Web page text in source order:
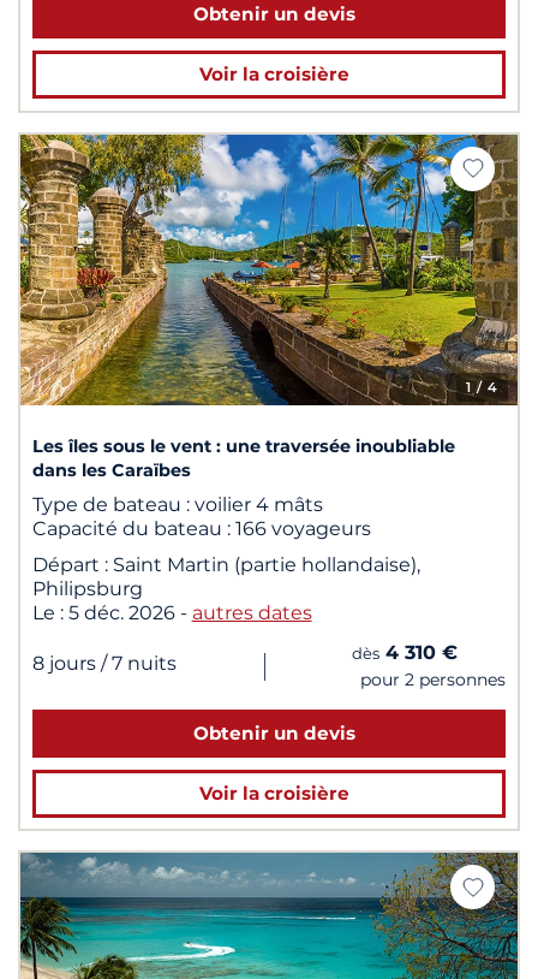
Obtenir un devis
Voir la croisière
1/ 4
Les îles sous le vent : une traversée inoubliable
dans les Caraïbes
Type de bateau : voilier 4 mâts
Capacité du bateau : 166 voyageurs
Départ : Saint Martin (partie hollandaise),
Philipsburg
Le : 5 déc. 2026 - autres dates
8 jours / 7 nuits | dès 4 310 €
pour 2 personnes
Obtenir un devis
Voir la croisière